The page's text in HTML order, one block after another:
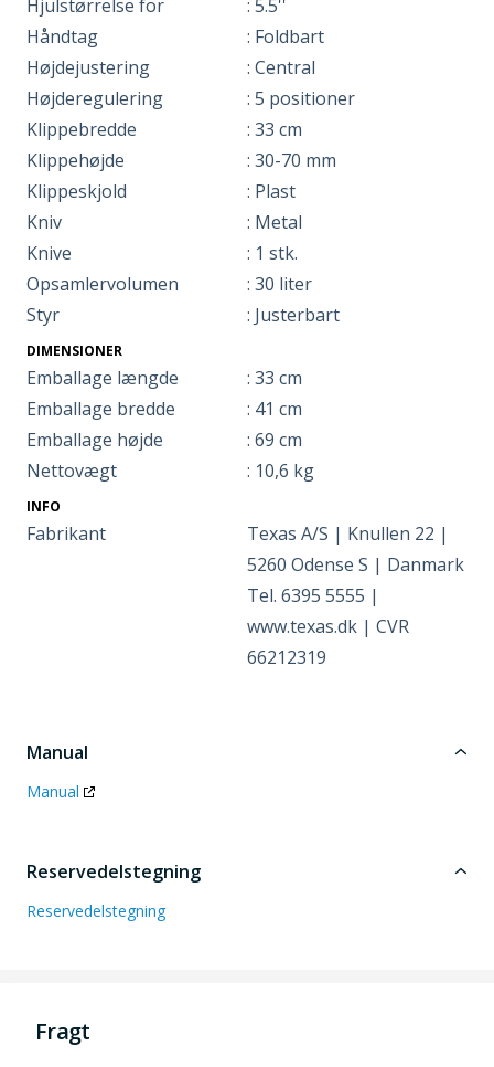
Hjulstørrelse for
: 5.5''
Håndtag
: Foldbart
Højdejustering
: Central
Højderegulering
: 5 positioner
Klippebredde
: 33 cm
Klippehøjde
: 30-70 mm
Klippeskjold
: Plast
Kniv
: Metal
Knive
: 1 stk.
Opsamlervolumen
: 30 liter
Styr
: Justerbart
DIMENSIONER
Emballage længde
: 33 cm
Emballage bredde
: 41 cm
Emballage højde
: 69 cm
Nettovægt
: 10,6 kg
INFO
Fabrikant
Texas A/S | Knullen 22 |
5260 Odense S | Danmark
Tel. 6395 5555 |
www.texas.dk | CVR
66212319
Manual
Manual
Reservedelstegning
Reservedelstegning
Fragt